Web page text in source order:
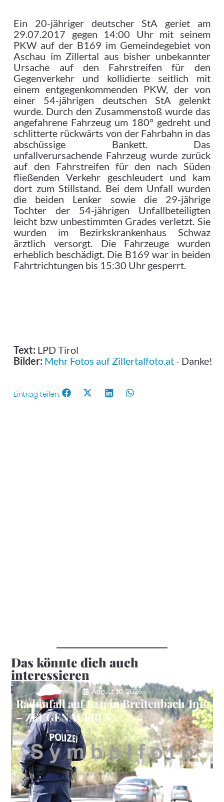
Ein 20-jähriger deutscher StA geriet am
29.07.2017 gegen 14:00 Uhr mit seinem
PKW auf der B169 im Gemeindegebiet von
Aschau im Zillertal aus bisher unbekannter
Ursache auf den Fahrstreifen für den
Gegenverkehr und kollidierte seitlich mit
einem entgegenkommenden PKW, der von
einer 54-jährigen deutschen StA gelenkt
wurde. Durch den Zusammenstoß wurde das
angefahrene Fahrzeug um 180° gedreht und
schlitterte rückwärts von der Fahrbahn in das
abschüssige Bankett. Das
unfallverursachende Fahrzeug wurde zurück
auf den Fahrstreifen für den nach Süden
fließenden Verkehr geschleudert und kam
dort zum Stillstand. Bei dem Unfall wurden
die beiden Lenker sowie die 29-jährige
Tochter der 54-jährigen Unfallbeteiligten
leicht bzw unbestimmten Grades verletzt. Sie
wurden im Bezirkskrankenhaus Schwaz
ärztlich versorgt. Die Fahrzeuge wurden
erheblich beschädigt. Die B169 war in beiden
Fahrtrichtungen bis 15:30 Uhr gesperrt.
Text: LPD Tirol
Bilder: Mehr Fotos auf Zillertalfoto.at - Danke!
Eintrag teilen:
Das könnte dich auch
interessieren
August 10, 2026
Radunfall auf L211 in Breitenbach/Inn
– ZEUGENAUFRUF